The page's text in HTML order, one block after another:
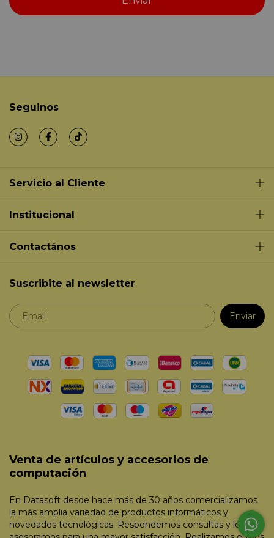
Seguinos
Servicio al Cliente
Institucional
Contactános
Suscribite al newsletter
Venta de artículos y accesorios de
computación
En Datasoft desde hace más de 30 años comercializamos
la más amplia variedad de productos informáticos y
novedades tecnológicas. Respondemos consultas y lo